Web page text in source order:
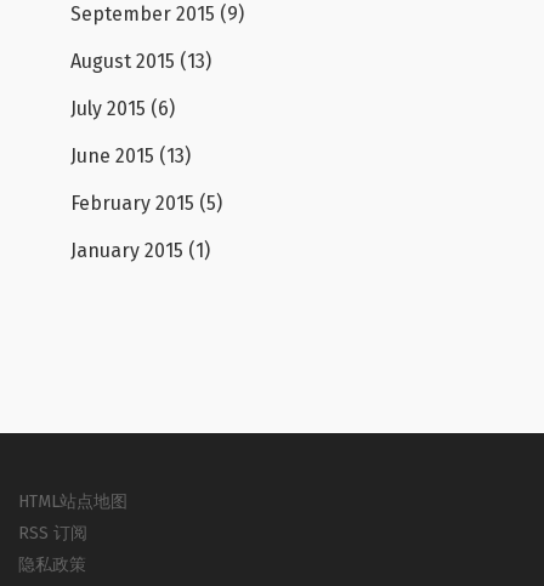
September 2015 (9)
August 2015 (13)
July 2015 (6)
June 2015 (13)
February 2015 (5)
January 2015 (1)
HTML站点地图
RSS 订阅
隐私政策